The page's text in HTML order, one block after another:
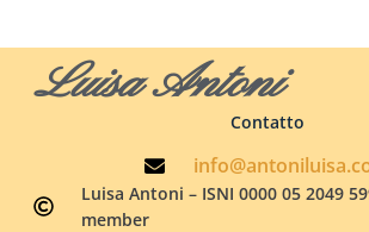
Luisa Antoni
Contatto
Luisa Antoni – ISNI 0000 05 2049
member